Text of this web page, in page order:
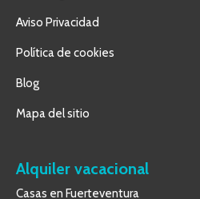
Aviso Privacidad
Política de cookies
Blog
Mapa del sitio
Alquiler vacacional
Casas en Fuerteventura